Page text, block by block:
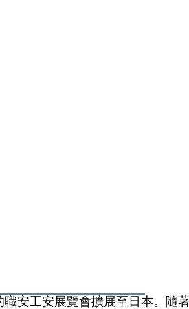
安工安展覽會擴展至日本。隨